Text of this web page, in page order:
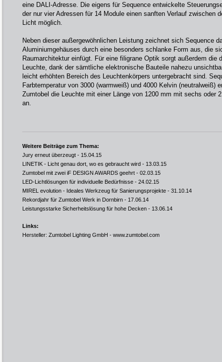
eine DALI-Adresse. Die eigens für Sequence entwickelte
der nur vier Adressen für 14 Module einen sanften Verlauf zwischen
Licht möglich.
Neben dieser außergewöhnlichen Leistung zeichnet sich Sequence
Aluminiumgehäuses durch eine besonders schlanke Form aus, die
Raumarchitektur einfügt. Für eine filigrane Optik sorgt außerdem die
Leuchte, dank der sämtliche elektronische Bauteile nahezu
leicht erhöhten Bereich des Leuchtenkörpers untergebracht sind.
Farbtemperatur von 3000 (warmweiß) und 4000 Kelvin (neutralweiß)
Zumtobel die Leuchte mit einer Länge von 1200 mm mit sechs oder
an.
Weitere Beiträge zum Thema:
Jury erneut überzeugt - 15.04.15
LINETIK - Licht genau dort, wo es gebraucht wird - 13.03.15
Zumtobel mit zwei iF DESIGN AWARDS geehrt - 02.03.15
LED-Lichtlösungen für individuelle Bedürfnisse - 24.02.15
MIREL evolution - Ideales Werkzeug für Sanierungsprojekte - 31.10.14
Rekordjahr für Zumtobel Werk in Dornbirn - 17.06.14
Leistungsstarke Sicherheitslösung für hohe Decken - 13.06.14
Links:
Hersteller: Zumtobel Lighting GmbH - www.zumtobel.com